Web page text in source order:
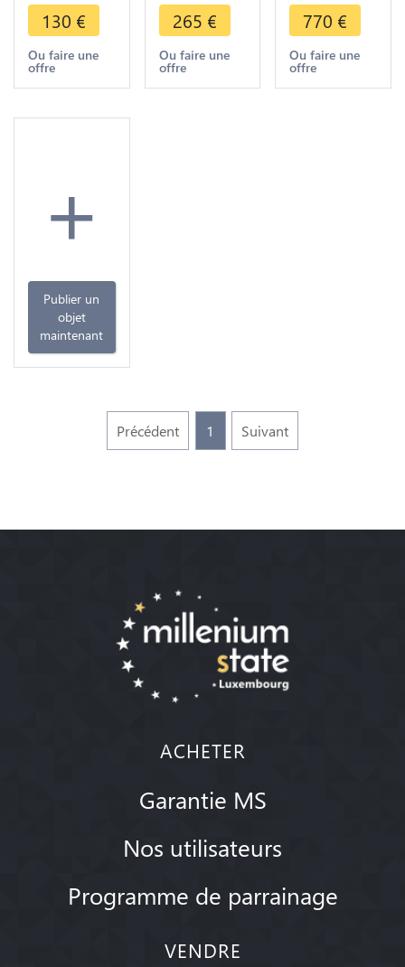
Argent
Silver AUNC
!!
130 €
Ou faire une
offre
Argent
Silver UNC
265 €
Ou faire une
offre
Meiji 1870
Year 3 Type
1 Argent
Silver AU !!
770 €
Ou faire une
offre
+
Publier un
objet
maintenant
Précédent 1 Suivant
ACHETER
Garantie MS
Nos utilisateurs
Programme de parrainage
VENDRE